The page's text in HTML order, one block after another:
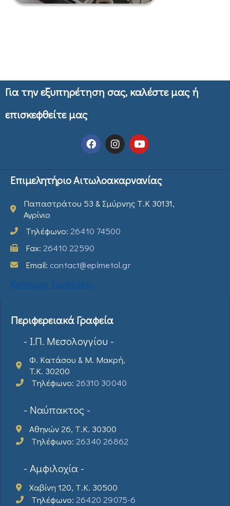
Για την εξυπηρέτηση σας, καλέστε μας ή
επισκεφθείτε μας
Επιμελητήριο Αιτωλοακαρνανίας
Παπαστράτου 53 & Σμύρνης Τ.Κ 30131,
Αγρίνιο
Τηλέφωνο: 26410 74500
Fax: 26410 22590
Email: contact@epimetol.gr
Χρήσιμες Συνδέσεις
Περιφερειακά Γραφεία
- Ι.Π. Μεσολογγίου -
Φ. Κατάσου & Μ. Μακρή,
T.K. 30200
Τηλέφωνο: 26310 30040
- Ναύπακτος -
Αθηνών 26, Τ.Κ. 30300
Τηλέφωνο: 26340 26862
- Αμφιλοχία -
Χαβίνη 120, Τ.Κ. 30500
Τηλέφωνο: 26420 29075-6